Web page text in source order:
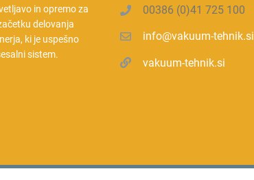
in opremo za
delovanja
ki je uspešno
sistem.
00386 (0)41 725 100
info@vakuum-tehnik.si
vakuum-tehnik.si